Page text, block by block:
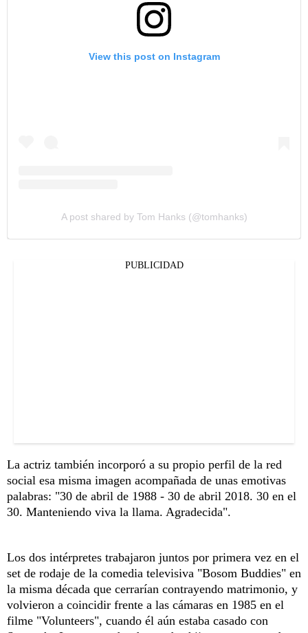
View this post on Instagram
A post shared by Tom Hanks (@tomhanks)
PUBLICIDAD
La actriz también incorporó a su propio perfil de la red
social esa misma imagen acompañada de unas emotivas
palabras: "30 de abril de 1988 - 30 de abril 2018. 30 en el
30. Manteniendo viva la llama. Agradecida".
Los dos intérpretes trabajaron juntos por primera vez en el
set de rodaje de la comedia televisiva "Bosom Buddies" en
la misma década que cerrarían contrayendo matrimonio, y
volvieron a coincidir frente a las cámaras en 1985 en el
filme "Volunteers", cuando él aún estaba casado con